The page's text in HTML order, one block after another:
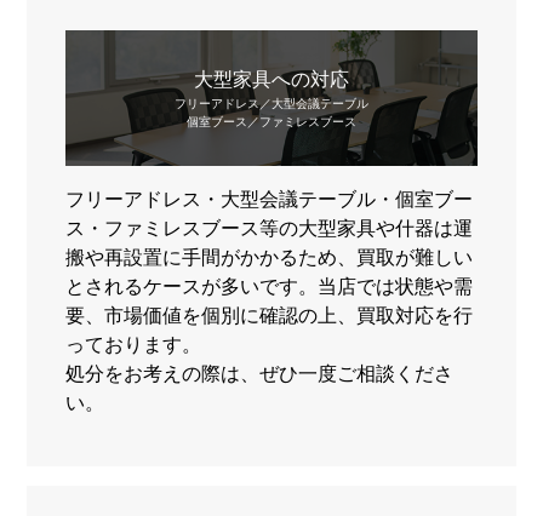
大型家具への対応
フリーアドレス／大型会議テーブル
個室ブース／ファミレスブース
フリーアドレス・大型会議テーブル・個室ブー
ス・ファミレスブース等の大型家具や什器は運
搬や再設置に手間がかかるため、買取が難しい
とされるケースが多いです。当店では状態や需
要、市場価値を個別に確認の上、買取対応を行
っております。
処分をお考えの際は、ぜひ一度ご相談くださ
い。